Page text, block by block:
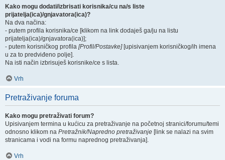
Kako mogu dodati/izbrisati korisnika/cu na/s liste
prijatelja(ica)/gnjavatora(ica)?
Na dva načina:
- putem profila korisnika/ce [klikom na link dodaješ ga/ju na listu
prijatelja(ica)/gnjavatora(ica)];
- putem korisničkog profila [Profil/Postavke][upisivanjem korisničkog/ih imena
u za to predviđeno polje].
Na isti način izbrisuješ korisnike/ce s lista.
Vrh
Pretraživanje foruma
Kako mogu pretraživati forum?
Upisivanjem termina u kućicu za pretraživanje na početnoj stranici/forumu/temi
odnosno klikom na Pretražnik/Napredno pretraživanje [link se nalazi na svim
stranicama i vodi na formu naprednog pretraživanja].
Vrh